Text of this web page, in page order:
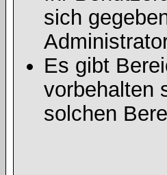
sich
Es gibt
vorbehalten
solchen